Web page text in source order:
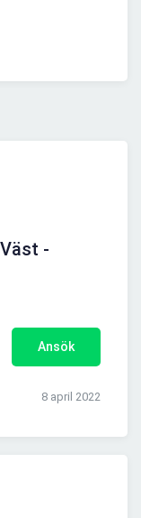
-
Ansök
8 april 2022